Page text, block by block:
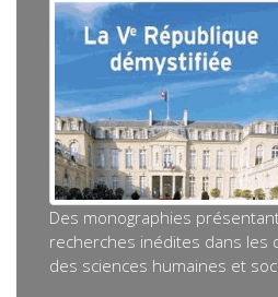
Des monographies
recherches inédites dans les
des sciences humaines et